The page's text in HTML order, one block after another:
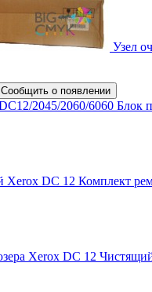
Узел
Сообщить о появлении
Блок
Комплект